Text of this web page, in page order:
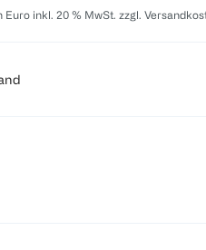
Euro inkl. 20 % MwSt. zzgl.